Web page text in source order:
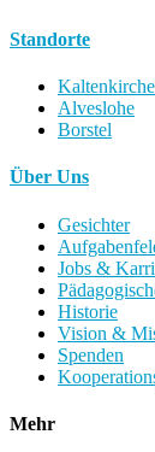
Standorte
Alveslohe
Borstel
Über Uns
Gesichter
Jobs &
Historie
Vision &
Spenden
Mehr